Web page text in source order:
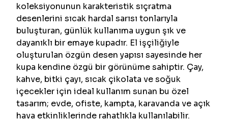
koleksiyonunun karakteristik sıçratma
desenlerini sıcak hardal sarısı tonlarıyla
buluşturan, günlük kullanıma uygun şık ve
dayanıklı bir emaye kupadır. El işçiliğiyle
oluşturulan özgün desen yapısı sayesinde her
kupa kendine özgü bir görünüme sahiptir. Çay,
kahve, bitki çayı, sıcak çikolata ve soğuk
içecekler için ideal kullanım sunan bu özel
tasarım; evde, ofiste, kampta, karavanda ve açık
hava etkinliklerinde rahatlıkla kullanılabilir.